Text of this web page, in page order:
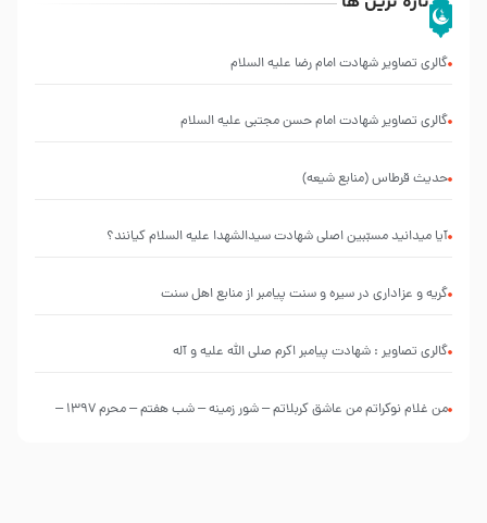
گالری تصاویر شهادت امام رضا علیه السلام
گالری تصاویر شهادت امام حسن مجتبی علیه السلام
حدیث قرطاس (منابع شیعه)
آیا میدانید مسبّبین اصلی شهادت سیدالشهدا علیه ‌السلام کیانند؟
گریه و عزاداری در سیره و سنت پیامبر از منابع اهل سنت
گالری تصاویر : شهادت پیامبر اکرم صلی الله علیه و آله
من غلام نوکراتم من عاشق کربلاتم – شور زمینه – شب هفتم – محرم 1397 –